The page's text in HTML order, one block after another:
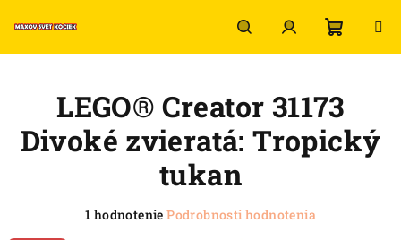
na
HľadaťPrihlásenie
košík
LEGO® Creator 31173
Divoké zvieratá: Tropický
tukan
Priemerné
1 hodnotenie Podrobnosti hodnotenia